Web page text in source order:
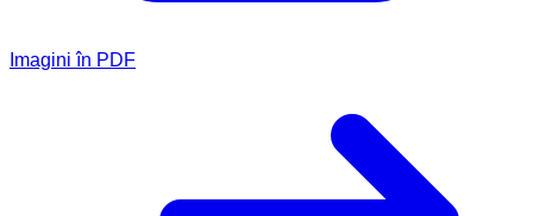
Imagini în PDF